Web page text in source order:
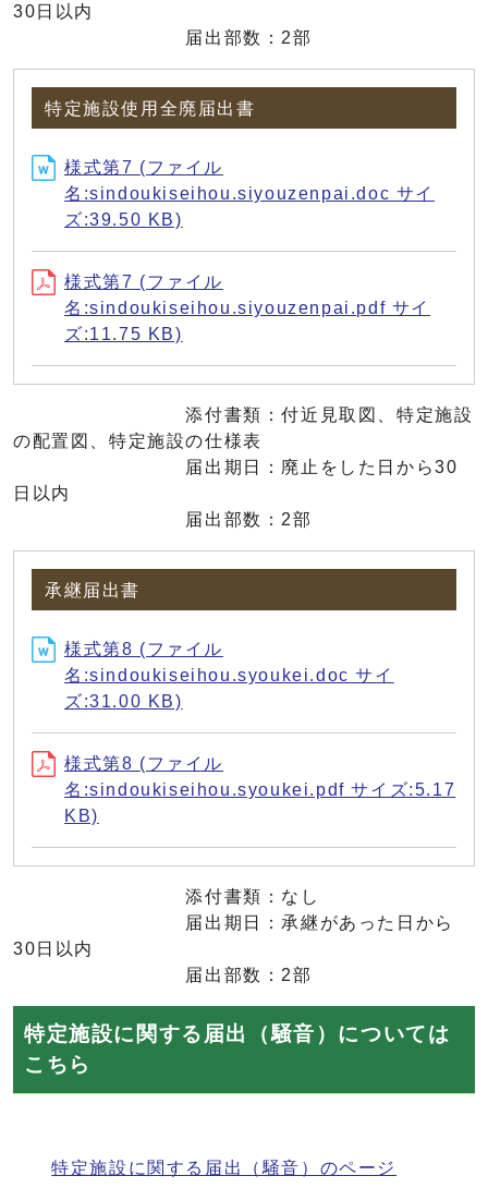
30日以内
届出部数：2部
特定施設使用全廃届出書
様式第7 (ファイル
名:sindoukiseihou.siyouzenpai.doc サイ
ズ:39.50 KB)
様式第7 (ファイル
名:sindoukiseihou.siyouzenpai.pdf サイ
ズ:11.75 KB)
添付書類：付近見取図、特定施設
の配置図、特定施設の仕様表
届出期日：廃止をした日から30
日以内
届出部数：2部
承継届出書
様式第8 (ファイル
名:sindoukiseihou.syoukei.doc サイ
ズ:31.00 KB)
様式第8 (ファイル
名:sindoukiseihou.syoukei.pdf サイズ:5.17
KB)
添付書類：なし
届出期日：承継があった日から
30日以内
届出部数：2部
特定施設に関する届出（騒音）については
こちら
特定施設に関する届出（騒音）のページ